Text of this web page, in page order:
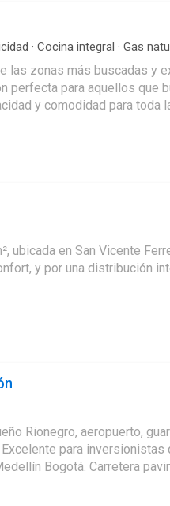
· Cocina integral · Gas
las zonas más buscadas
aquellos que buscan un estilo
y comodidad para
finca está equipada con una serie de
valor. Además, está
para preparar
exclusivas de
ubicada en San Vicente
y por una distribución
Rionegro, aeropuerto,
para
, espectacular ambiente mágico,